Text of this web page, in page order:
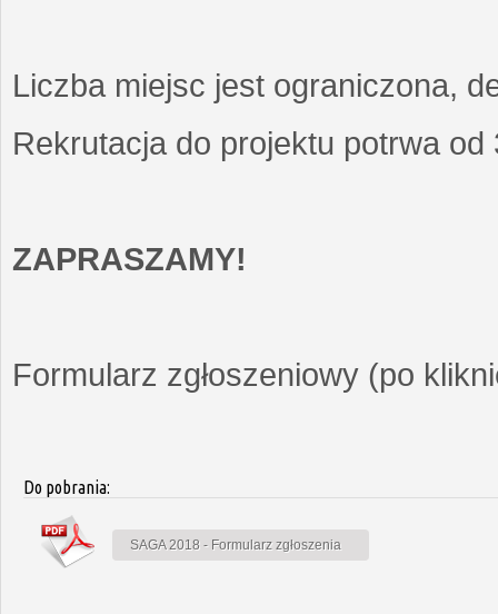
Liczba miejsc jest ograniczona,
Rekrutacja do projektu potrwa
ZAPRASZAMY!
Formularz zgłoszeniowy (po
Do pobrania:
SAGA 2018 - Formularz zgłoszenia